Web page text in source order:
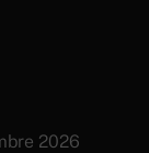
2026